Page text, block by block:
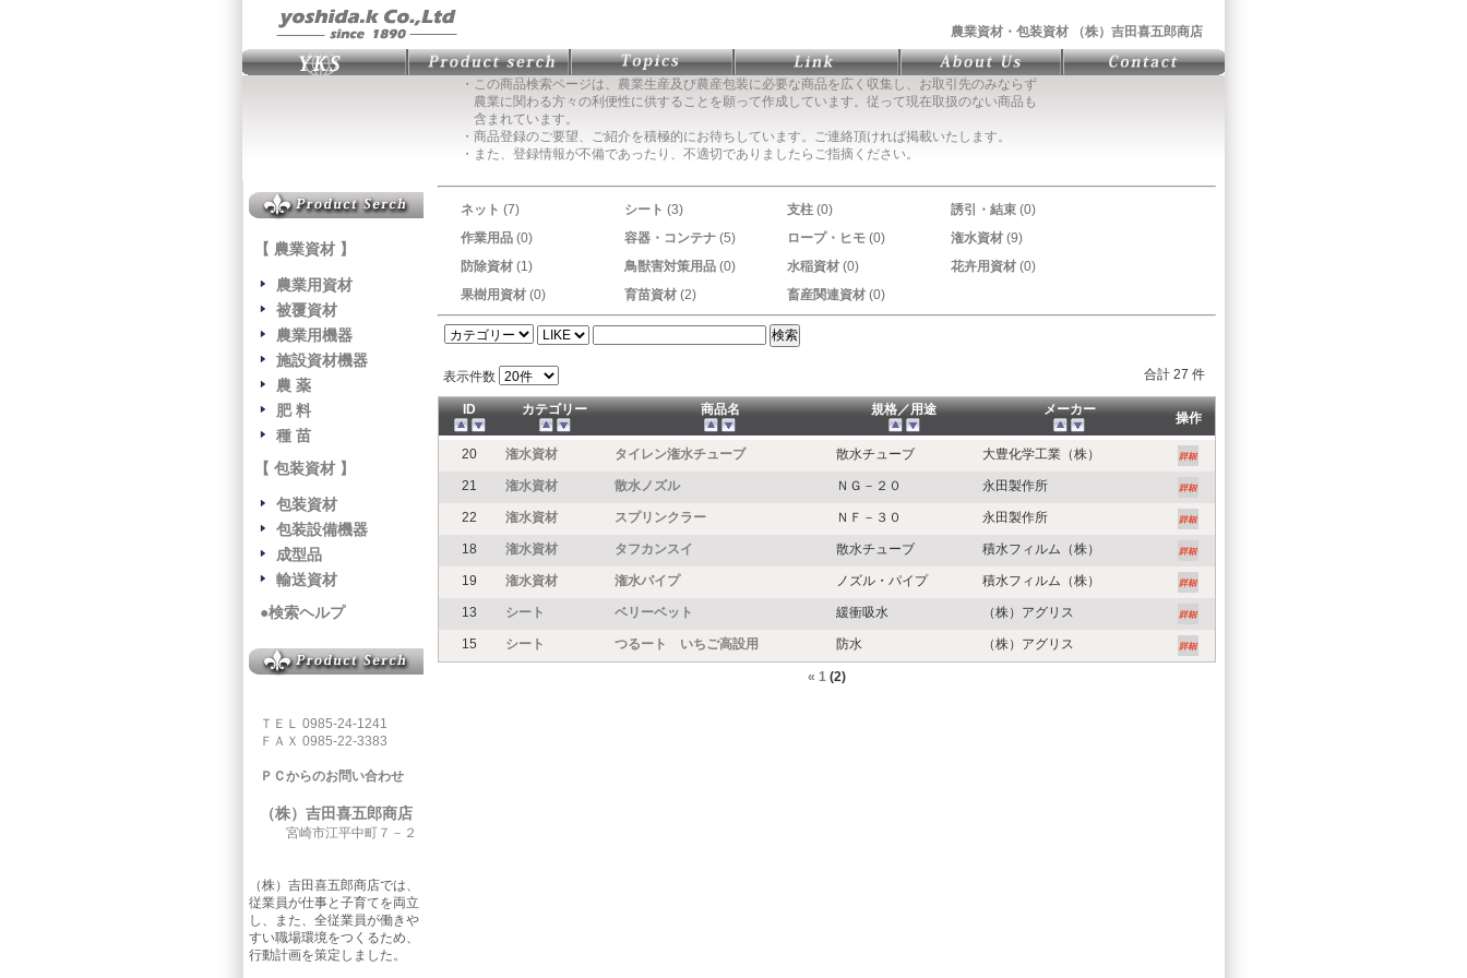
農業資材・包装資材 （株）吉田喜五郎商店
・この商品検索ページは、農業生産及び農産包装に必要な商品を広く収集し、お取引先のみならず
農業に関わる方々の利便性に供することを願って作成しています。従って現在取扱のない商品も
含まれています。
・商品登録のご要望、ご紹介を積極的にお待ちしています。ご連絡頂ければ掲載いたします。
・また、登録情報が不備であったり、不適切でありましたらご指摘ください。
【 農業資材 】
農業用資材
被覆資材
農業用機器
施設資材機器
農 薬
肥 料
種 苗
【 包装資材 】
包装資材
包装設備機器
成型品
輸送資材
●検索ヘルプ
ＴＥＬ 0985-24-1241
ＦＡＸ 0985-22-3383
ＰＣからのお問い合わせ
（株）吉田喜五郎商店
宮崎市江平中町７－２
（株）吉田喜五郎商店では、
従業員が仕事と子育てを両立
し、また、全従業員が働きや
すい職場環境をつくるため、
行動計画を策定しました。
ネット (7) シート (3) 支柱 (0) 誘引・結束(0)
作業用品 (0) 容器・コンテナ(5) ロープ・ヒモ (0) 潅水資材(9)
防除資材 (1) 鳥獣害対策用品(0) 水稲資材 (0) 花卉用資材(0)
果樹用資材 (0) 育苗資材(2) 畜産関連資材 (0)
表示件数 合計 27 件
ID カテゴリー 商品名 規格／用途 メーカー
操作
20 潅水資材 タイレン潅水チューブ 散水チューブ 大豊化学工業（株）
21 潅水資材 散水ノズル ＮＧ－２０ 永田製作所
22 潅水資材 スプリンクラー ＮＦ－３０ 永田製作所
18 潅水資材 タフカンスイ 散水チューブ 積水フィルム（株）
19 潅水資材 潅水パイプ ノズル・パイプ 積水フィルム（株）
13 シート ベリーベット 緩衝吸水 （株）アグリス
15 シート つるート いちご高設用 防水 （株）アグリス
« 1 (2)